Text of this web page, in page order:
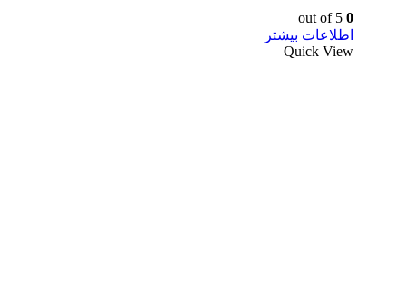
0
اطلاعات بیشتر
Quick View